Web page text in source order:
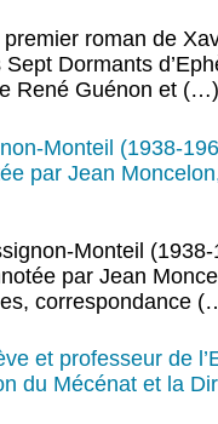
roman de
Dormants
René Guénon et (…)
Monteil (1938-
par Jean
Monteil
par Jean
correspondance
et professeur de
du Mécénat et la